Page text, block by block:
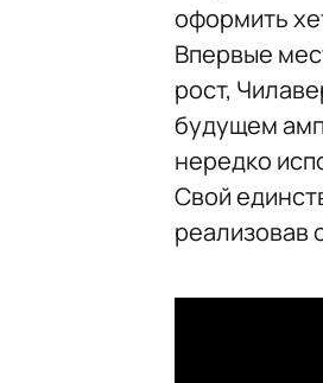
оформить
Впервые
рост,
будущем
нередко
Свой
реализовав